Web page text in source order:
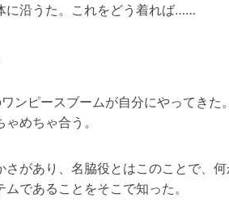
に沿うた。これをどう着れば……
ンピースブームが自分にやってきた
めちゃ合う。
があり、名脇役とはこのことで、
であることをそこで知った。